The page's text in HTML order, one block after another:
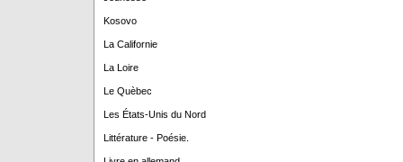
Kosovo
La Californie
La Loire
Le Quèbec
Les États-Unis du Nord
Littérature - Poésie.